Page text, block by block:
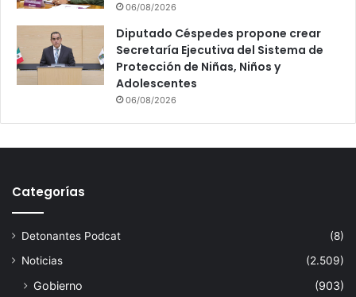
06/08/2026
Diputado Céspedes propone crear
Secretaría Ejecutiva del Sistema de
Protección de Niñas, Niños y
Adolescentes
06/08/2026
Categorías
Detonantes Podcat
(8)
Noticias
(2.509)
Gobierno
(903)